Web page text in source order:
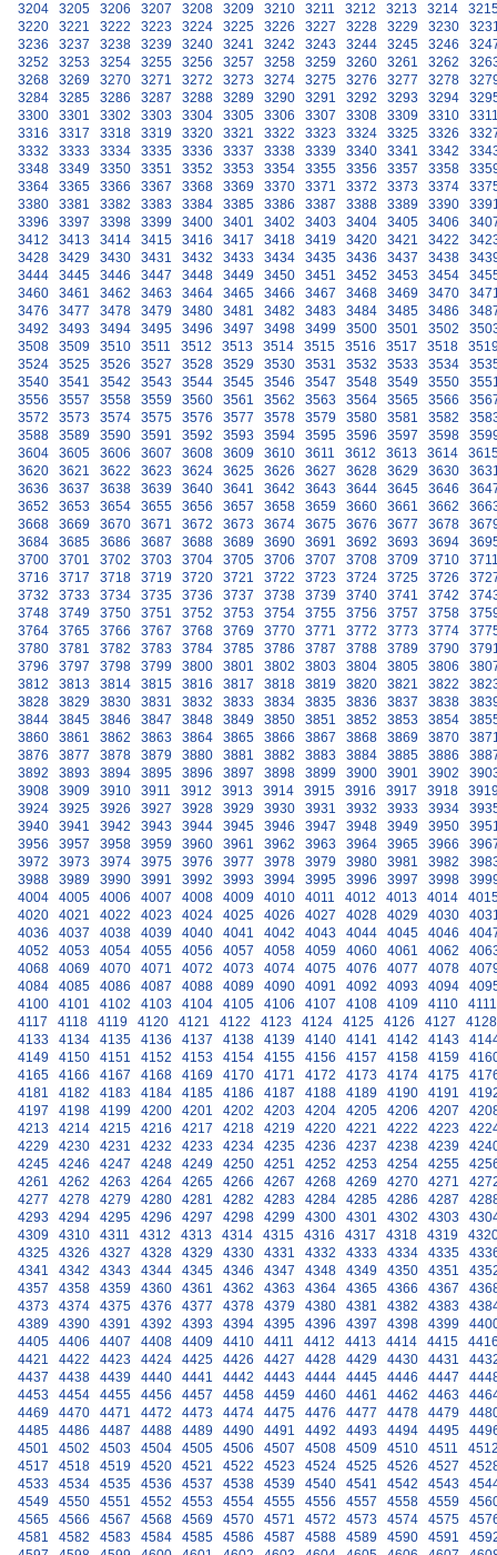
3204
3205 3206 3207 3208 3209 3210 3211 3212 3213 3214
3220
3221 3222 3223 3224 3225 3226 3227 3228 3229 3230
3236
3237 3238 3239 3240 3241 3242 3243 3244 3245 3246
3252
3253 3254 3255 3256 3257 3258 3259 3260 3261 3262
3268
3269 3270 3271 3272 3273 3274 3275 3276 3277 3278
3284
3285 3286 3287 3288 3289 3290 3291 3292 3293 3294
3300
3301 3302 3303 3304 3305 3306 3307 3308 3309 3310
3316
3317 3318 3319 3320 3321 3322 3323 3324 3325 3326
3332
3333 3334 3335 3336 3337 3338 3339 3340 3341 3342
3348
3349 3350 3351 3352 3353 3354 3355 3356 3357 3358
3364
3365 3366 3367 3368 3369 3370 3371 3372 3373 3374
3380
3381 3382 3383 3384 3385 3386 3387 3388 3389 3390
3396
3397 3398 3399 3400 3401 3402 3403 3404 3405 3406
3412
3413 3414 3415 3416 3417 3418 3419 3420 3421 3422
3428
3429 3430 3431 3432 3433 3434 3435 3436 3437 3438
3444
3445 3446 3447 3448 3449 3450 3451 3452 3453 3454
3460
3461 3462 3463 3464 3465 3466 3467 3468 3469 3470
3476
3477 3478 3479 3480 3481 3482 3483 3484 3485 3486
3492
3493 3494 3495 3496 3497 3498 3499 3500 3501 3502
3508
3509 3510 3511 3512 3513 3514 3515 3516 3517 3518
3524
3525 3526 3527 3528 3529 3530 3531 3532 3533 3534
3540
3541 3542 3543 3544 3545 3546 3547 3548 3549 3550
3556
3557 3558 3559 3560 3561 3562 3563 3564 3565 3566
3572
3573 3574 3575 3576 3577 3578 3579 3580 3581 3582
3588
3589 3590 3591 3592 3593 3594 3595 3596 3597 3598
3604
3605 3606 3607 3608 3609 3610 3611 3612 3613 3614
3620
3621 3622 3623 3624 3625 3626 3627 3628 3629 3630
3636
3637 3638 3639 3640 3641 3642 3643 3644 3645 3646
3652
3653 3654 3655 3656 3657 3658 3659 3660 3661 3662
3668
3669 3670 3671 3672 3673 3674 3675 3676 3677 3678
3684
3685 3686 3687 3688 3689 3690 3691 3692 3693 3694
3700
3701 3702 3703 3704 3705 3706 3707 3708 3709 3710
3716
3717 3718 3719 3720 3721 3722 3723 3724 3725 3726
3732
3733 3734 3735 3736 3737 3738 3739 3740 3741 3742
3748
3749 3750 3751 3752 3753 3754 3755 3756 3757 3758
3764
3765 3766 3767 3768 3769 3770 3771 3772 3773 3774
3780
3781 3782 3783 3784 3785 3786 3787 3788 3789 3790
3796
3797 3798 3799 3800 3801 3802 3803 3804 3805 3806
3812
3813 3814 3815 3816 3817 3818 3819 3820 3821 3822
3828
3829 3830 3831 3832 3833 3834 3835 3836 3837 3838
3844
3845 3846 3847 3848 3849 3850 3851 3852 3853 3854
3860
3861 3862 3863 3864 3865 3866 3867 3868 3869 3870
3876
3877 3878 3879 3880 3881 3882 3883 3884 3885 3886
3892
3893 3894 3895 3896 3897 3898 3899 3900 3901 3902
3908
3909 3910 3911 3912 3913 3914 3915 3916 3917 3918
3924
3925 3926 3927 3928 3929 3930 3931 3932 3933 3934
3940
3941 3942 3943 3944 3945 3946 3947 3948 3949 3950
3956
3957 3958 3959 3960 3961 3962 3963 3964 3965 3966
3972
3973 3974 3975 3976 3977 3978 3979 3980 3981 3982
3988
3989 3990 3991 3992 3993 3994 3995 3996 3997 3998
4004
4005 4006 4007 4008 4009 4010 4011 4012 4013 4014
4020
4021 4022 4023 4024 4025 4026 4027 4028 4029 4030
4036
4037 4038 4039 4040 4041 4042 4043 4044 4045 4046
4052
4053 4054 4055 4056 4057 4058 4059 4060 4061 4062
4068
4069 4070 4071 4072 4073 4074 4075 4076 4077 4078
4084
4085 4086 4087 4088 4089 4090 4091 4092 4093 4094
4100
4101 4102 4103 4104 4105 4106 4107 4108 4109 4110
4111
4117
4118 4119 4120 4121 4122 4123 4124 4125 4126 4127
4128
4133
4134 4135 4136 4137 4138 4139 4140 4141 4142 4143
4149
4150 4151 4152 4153 4154 4155 4156 4157 4158 4159
4165
4166 4167 4168 4169 4170 4171 4172 4173 4174 4175
4181
4182 4183 4184 4185 4186 4187 4188 4189 4190 4191
4197
4198 4199 4200 4201 4202 4203 4204 4205 4206 4207
4213
4214 4215 4216 4217 4218 4219 4220 4221 4222 4223
4229
4230 4231 4232 4233 4234 4235 4236 4237 4238 4239
4245
4246 4247 4248 4249 4250 4251 4252 4253 4254 4255
4261
4262 4263 4264 4265 4266 4267 4268 4269 4270 4271
4277
4278 4279 4280 4281 4282 4283 4284 4285 4286 4287
4293
4294 4295 4296 4297 4298 4299 4300 4301 4302 4303
4309
4310 4311 4312 4313 4314 4315 4316 4317 4318 4319
4325
4326 4327 4328 4329 4330 4331 4332 4333 4334 4335
4341
4342 4343 4344 4345 4346 4347 4348 4349 4350 4351
4357
4358 4359 4360 4361 4362 4363 4364 4365 4366 4367
4373
4374 4375 4376 4377 4378 4379 4380 4381 4382 4383
4389
4390 4391 4392 4393 4394 4395 4396 4397 4398 4399
4405
4406 4407 4408 4409 4410 4411 4412 4413 4414 4415
4421
4422 4423 4424 4425 4426 4427 4428 4429 4430 4431
4437
4438 4439 4440 4441 4442 4443 4444 4445 4446 4447
4453
4454 4455 4456 4457 4458 4459 4460 4461 4462 4463
4469
4470 4471 4472 4473 4474 4475 4476 4477 4478 4479
4485
4486 4487 4488 4489 4490 4491 4492 4493 4494 4495
4501
4502 4503 4504 4505 4506 4507 4508 4509 4510 4511
4517
4518 4519 4520 4521 4522 4523 4524 4525 4526 4527
4533
4534 4535 4536 4537 4538 4539 4540 4541 4542 4543
4549
4550 4551 4552 4553 4554 4555 4556 4557 4558 4559
4565
4566 4567 4568 4569 4570 4571 4572 4573 4574 4575
4581
4582 4583 4584 4585 4586 4587 4588 4589 4590 4591